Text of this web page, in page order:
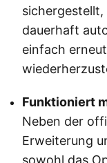
dauerhaft
einfach erneut
Funktioniert
Neben der
Erweiterung
sowohl das